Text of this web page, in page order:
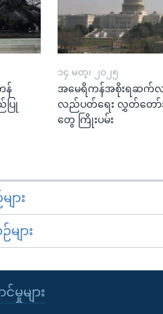
န်
ြု
၁၄ မတ္၊ ၂၀၂၅
အမေရိကန်အစိုးရဆက်
လည်ပတ်ရေး လွှတ်တေ
တွေ ကြိုးပမ်း
ား
ျား
မှုများ